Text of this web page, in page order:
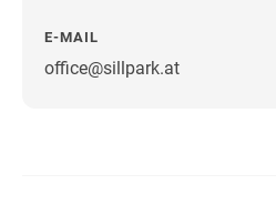
E-MAIL
office@sillpark.at